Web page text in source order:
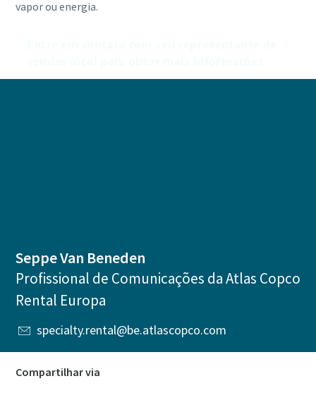
vapor ou energia.
Seppe Van Beneden
Profissional de Comunicações da Atlas Copco
Rental Europa
specialty.rental@be.atlascopco.com
Compartilhar via